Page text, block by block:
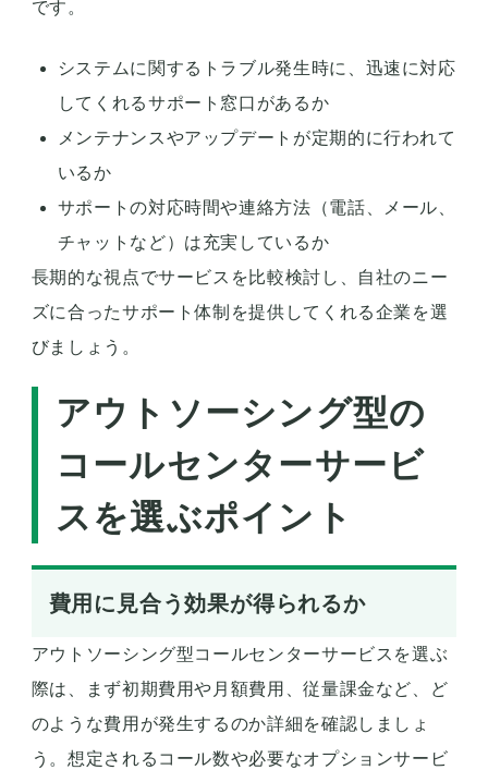
です。
システムに関するトラブル発生時に、迅速に対応
してくれるサポート窓口があるか
メンテナンスやアップデートが定期的に行われて
いるか
サポートの対応時間や連絡方法（電話、メール、
チャットなど）は充実しているか
長期的な視点でサービスを比較検討し、自社のニー
ズに合ったサポート体制を提供してくれる企業を選
びましょう。
アウトソーシング型の
コールセンターサービ
スを選ぶポイント
費用に見合う効果が得られるか
アウトソーシング型コールセンターサービスを選ぶ
際は、まず初期費用や月額費用、従量課金など、ど
のような費用が発生するのか詳細を確認しましょ
う。想定されるコール数や必要なオプションサービ